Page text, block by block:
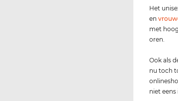
Het
en
met
oren.
Ook als
nu toch
niet